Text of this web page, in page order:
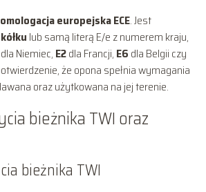
europejska ECE. Jest
lub samą literą E/e z numerem kraju,
Niemiec, E2dla Francji, E6 dla Belgii czy
że opona spełnia wymagania
oraz użytkowana na jej terenie.
bieżnika TWI oraz
bieżnika TWI